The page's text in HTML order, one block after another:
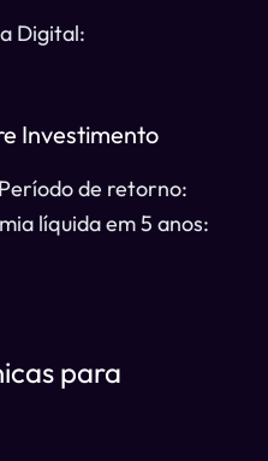
Digital:
Investimento
de retorno:
líquida em 5 anos:
para